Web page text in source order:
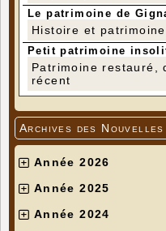
Le patrimoine de
Histoire et patrimoine
Petit patrimoine
Patrimoine restauré,
récent
Archives des Nouvelles
Année 2026
Année 2025
Année 2024